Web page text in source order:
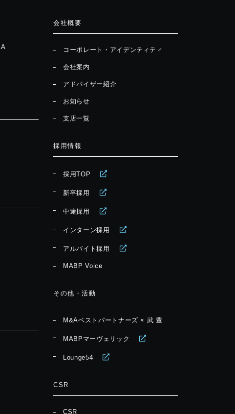
会社概要
コーポレート・アイデンティティ
会社案内
アドバイザー紹介
お知らせ
支店一覧
採用情報
採用TOP
新卒採用
中途採用
インターン採用
アルバイト採用
MABP Voice
その他・活動
M&Aベストパートナーズ × 武 豊
MABPマーヴェリック
Lounge54
CSR
CSR